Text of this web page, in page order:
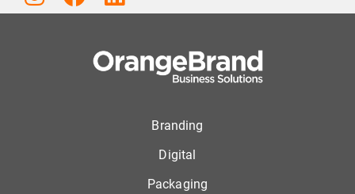
Branding
Digital
Packaging